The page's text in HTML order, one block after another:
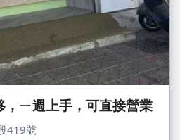
ㄧ週上手，可直接營業
419號